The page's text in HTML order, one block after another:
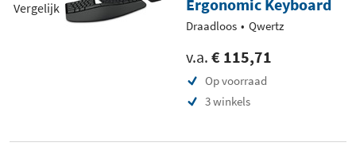
Vergelijk
Ergonomic Keyboard
Draadloos Qwertz
v.a. € 115,71
Op voorraad
3 winkels